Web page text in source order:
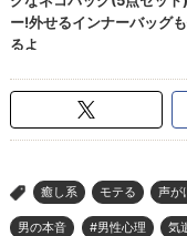
> 癒し系 モテる 声が
男の本音 #男性心理 気